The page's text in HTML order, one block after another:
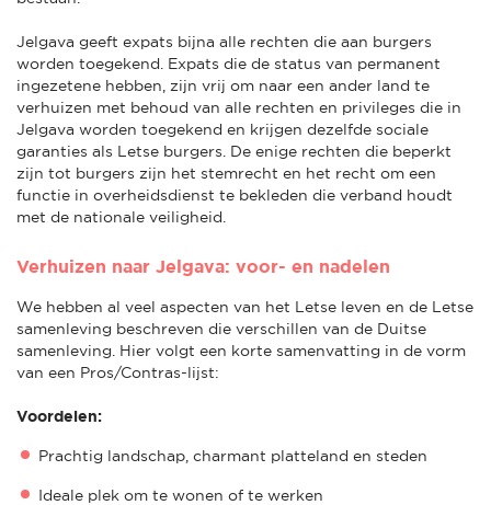
Jelgava geeft expats bijna alle rechten die aan burgers
worden toegekend. Expats die de status van permanent
ingezetene hebben, zijn vrij om naar een ander land te
verhuizen met behoud van alle rechten en privileges die in
Jelgava worden toegekend en krijgen dezelfde sociale
garanties als Letse burgers. De enige rechten die beperkt
zijn tot burgers zijn het stemrecht en het recht om een
functie in overheidsdienst te bekleden die verband houdt
met de nationale veiligheid.
Verhuizen naar Jelgava: voor- en nadelen
We hebben al veel aspecten van het Letse leven en de Letse
samenleving beschreven die verschillen van de Duitse
samenleving. Hier volgt een korte samenvatting in de vorm
van een Pros/Contras-lijst:
Voordelen:
Prachtig landschap, charmant platteland en steden
Ideale plek om te wonen of te werken